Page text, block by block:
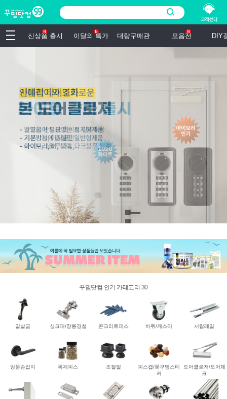
신상품 출시 이달의 특가 대량구매관 모음전 DIY
꾸밈닷컴 인기 카테고리 30
말발굽 싱크대/장롱경첩 콘크리트피스 바퀴/캐스터 서랍레일
방문손잡이 목재피스 조절발
피스캡/못구멍스티
커
도어클로저/도어체
크